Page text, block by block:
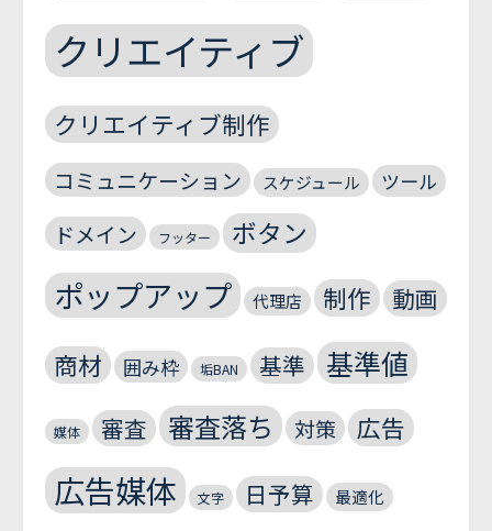
クリエイティブ
クリエイティブ制作
コミュニケーション スケジュール ツール
ドメイン フッター ボタン
ポップアップ 代理店 制作 動画
商材 囲み枠 垢BAN 基準 基準値
媒体 審査 審査落ち 対策 広告
広告媒体 文字 日予算 最適化